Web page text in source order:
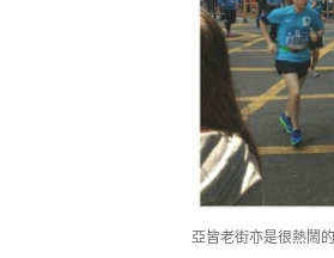
亞皆老街亦是很熱鬧